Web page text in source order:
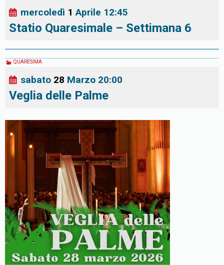
mercoledì 1 Aprile 12:45
Statio Quaresimale – Settimana 6
QUARESIMA
sabato 28 Marzo 20:00
Veglia delle Palme